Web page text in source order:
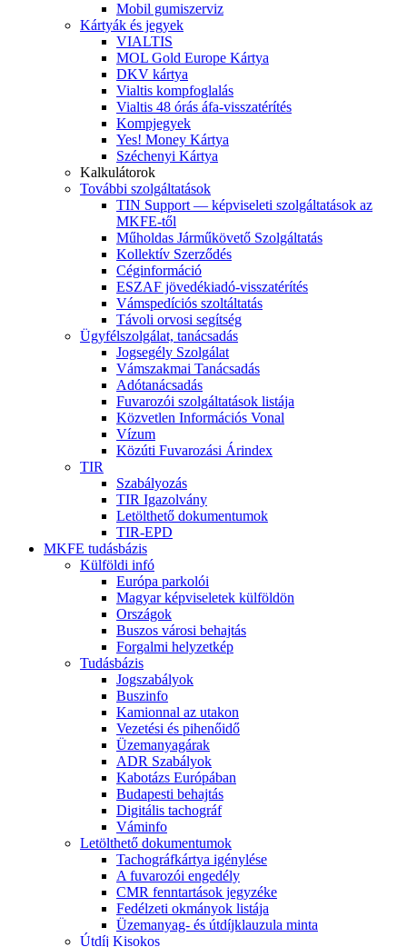
Mobil gumiszerviz
Kártyák és jegyek
VIALTIS
MOL Gold Europe Kártya
DKV kártya
Vialtis kompfoglalás
Vialtis 48 órás áfa-visszatérítés
Kompjegyek
Yes! Money Kártya
Széchenyi Kártya
Kalkulátorok
További szolgáltatások
TIN Support — képviseleti szolgáltatások az
MKFE-től
Műholdas Járműkövető Szolgáltatás
Kollektív Szerződés
Céginformáció
ESZAF jövedékiadó-visszatérítés
Vámspedíciós szoltáltatás
Távoli orvosi segítség
Ügyfélszolgálat, tanácsadás
Jogsegély Szolgálat
Vámszakmai Tanácsadás
Adótanácsadás
Fuvarozói szolgáltatások listája
Közvetlen Információs Vonal
Vízum
Közúti Fuvarozási Árindex
TIR
Szabályozás
TIR Igazolvány
Letölthető dokumentumok
TIR-EPD
MKFE tudásbázis
Külföldi infó
Európa parkolói
Magyar képviseletek külföldön
Országok
Buszos városi behajtás
Forgalmi helyzetkép
Tudásbázis
Jogszabályok
Buszinfo
Kamionnal az utakon
Vezetési és pihenőidő
Üzemanyagárak
ADR Szabályok
Kabotázs Európában
Budapesti behajtás
Digitális tachográf
Váminfo
Letölthető dokumentumok
Tachográfkártya igénylése
A fuvarozói engedély
CMR fenntartások jegyzéke
Fedélzeti okmányok listája
Üzemanyag- és útdíjklauzula minta
Útdíj Kisokos